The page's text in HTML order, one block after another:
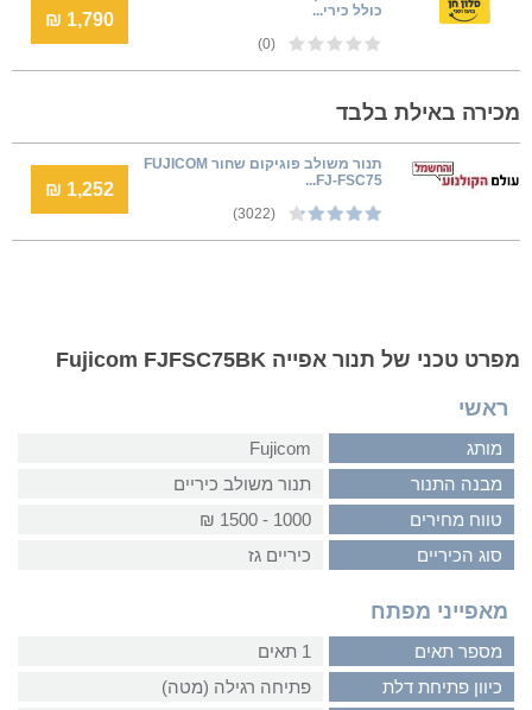
כולל כירי...
(0)
1,790 ₪
מכירה באילת בלבד
תנור משולב פוגיקום שחור FUJICOM
FJ-FSC75...
(3022)
1,252 ₪
מפרט טכני של תנור אפייה Fujicom FJFSC75BK
ראשי
מותג
Fujicom
מבנה התנור
תנור משולב כיריים
טווח מחירים
1000 - 1500 ₪
סוג הכיריים
כיריים גז
מאפייני מפתח
מספר תאים
1 תאים
כיוון פתיחת דלת
פתיחה רגילה (מטה)